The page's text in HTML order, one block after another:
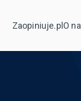
Zaopiniuje.plO